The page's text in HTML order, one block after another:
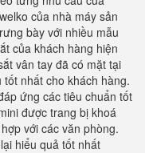
của nhà máy sản
bày với nhiều mẫu
của khách hàng hiện
vân tay đã có mặt tại
nhất cho khách hàng.
ứng các tiêu chuẩn tốt
được trang bị khoá
với các văn phòng.
hiểu quả tốt nhất